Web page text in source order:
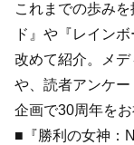
これまでの歩み
ド』や『レイン
改めて紹介。メ
や、読者アンケ
企画で30周年をお
■『勝利の女神：